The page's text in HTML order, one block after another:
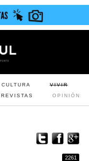
CULTURA
VIVIR
OPINIÓN
2261